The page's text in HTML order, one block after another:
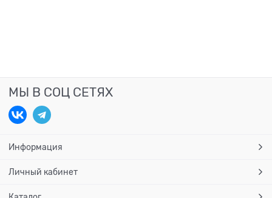
МЫ В СОЦ СЕТЯХ
Информация
Личный кабинет